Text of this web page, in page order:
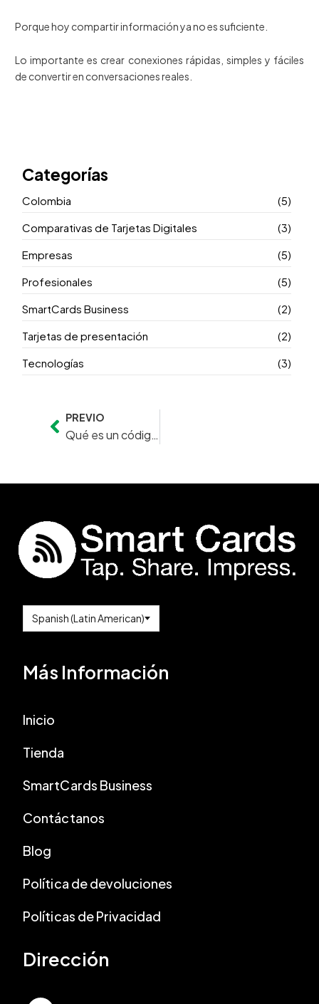
Porque hoy compartir información ya no es suficiente.
Lo importante es crear conexiones rápidas, simples y fáciles
de convertir en conversaciones reales.
Categorías
Colombia
(5)
Comparativas de Tarjetas Digitales
(3)
Empresas
(5)
Profesionales
(5)
SmartCards Business
(2)
Tarjetas de presentación
(2)
Tecnologías
(3)
Prev
PREVIO
Qué es un código QR y cómo se usa en tarjetas de presentación digitales
Más Información
Inicio
Tienda
SmartCards Business
Contáctanos
Blog
Política de devoluciones
Políticas de Privacidad
Dirección